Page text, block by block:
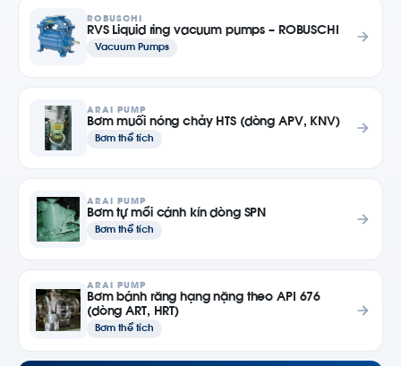
ROBUSCHI
RVS Liquid ring vacuum pumps – ROBUSCHI
Vacuum Pumps
ARAI PUMP
Bơm muối nóng chảy HTS (dòng APV, KNV)
Bơm thể tích
ARAI PUMP
Bơm tự mồi cánh kín dòng SPN
Bơm thể tích
ARAI PUMP
Bơm bánh răng hạng nặng theo API 676
(dòng ART, HRT)
Bơm thể tích